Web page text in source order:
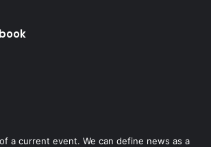
a current event. We can define news as a